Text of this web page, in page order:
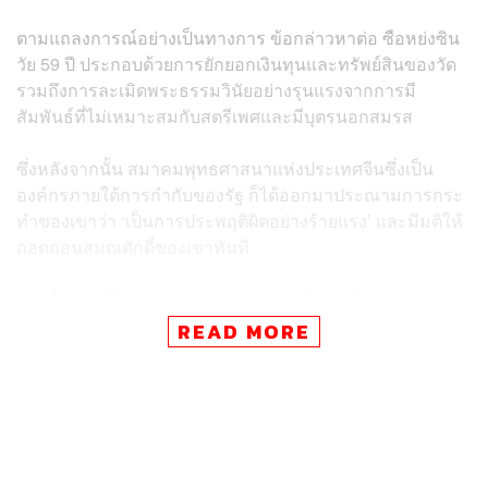
ตามแถลงการณ์อย่างเป็นทางการ ข้อกล่าวหาต่อ ซือหย่งซิน
วัย 59 ปี ประกอบด้วยการยักยอกเงินทุนและทรัพย์สินของวัด
รวมถึงการละเมิดพระธรรมวินัยอย่างรุนแรงจากการมี
สัมพันธ์ที่ไม่เหมาะสมกับสตรีเพศและมีบุตรนอกสมรส
ซึ่งหลังจากนั้น สมาคมพุทธศาสนาแห่งประเทศจีนซึ่งเป็น
องค์กรภายใต้การกำกับของรัฐ ก็ได้ออกมาประณามการกระ
ทำของเขาว่า ‘เป็นการประพฤติผิดอย่างร้ายแรง’ และมีมติให้
จีน โดยแฮชแท็กที่เกี่ยวข้องกับการสอบสวน ซือหย่งซิน บน
แพลตฟอร์ม Weibo มียอดเข้าชมสูงกว่า 860 ล้านครั้งภายใน
READ MORE